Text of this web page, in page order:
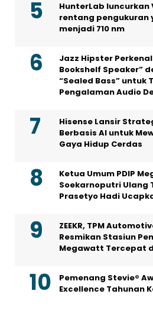
HunterLab luncurkan
rentang pengukuran
menjadi 710 nm
Jazz Hipster
Bookshelf Speaker”
“Sealed Bass” untuk
Pengalaman Audio
Hisense Lansir
Berbasis AI untuk
Gaya Hidup Cerdas
Ketua Umum PDIP
Soekarnoputri Ulang
Prasetyo Hadi
ZEEKR, TPM
Resmikan Stasiun
Megawatt Tercepat
Pemenang Stevie®
Excellence Tahunan